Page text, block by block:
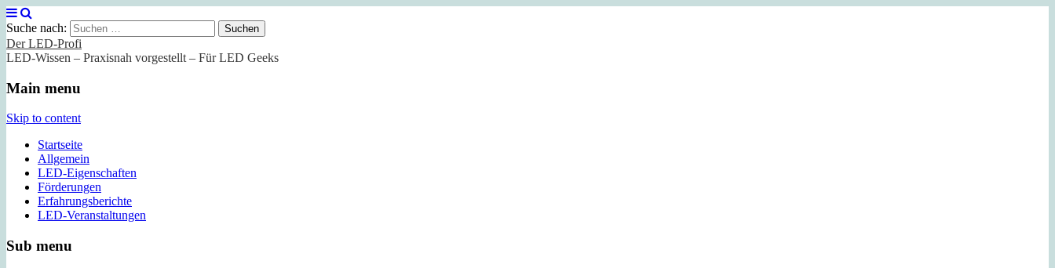
Suche nach:
Der LED-Profi
LED-Wissen – Praxisnah vorgestellt – Für LED Geeks
Main menu
Skip to content
Startseite
Allgemein
LED-Eigenschaften
Förderungen
Erfahrungsberichte
LED-Veranstaltungen
Sub menu